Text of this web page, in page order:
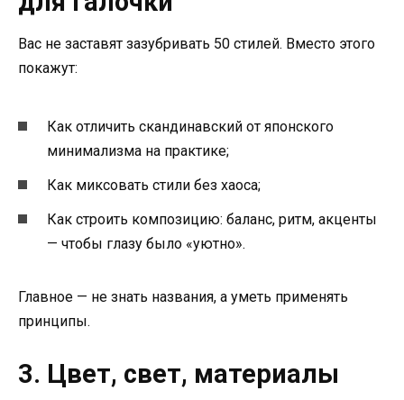
Вас не заставят зазубривать 50 стилей. Вместо этого
покажут:
Как отличить скандинавский от японского
минимализма на практике;
Как миксовать стили без хаоса;
Как строить композицию: баланс, ритм, акценты
— чтобы глазу было «уютно».
Главное — не знать названия, а уметь применять
принципы.
3. Цвет, свет, материалы